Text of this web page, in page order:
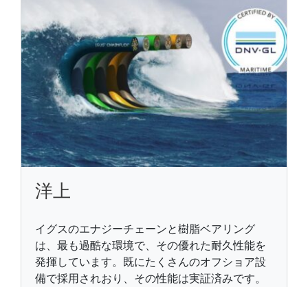
洋上
イグスのエナジーチェーンと樹脂ベアリング
は、最も過酷な環境で、その優れた耐久性能を
発揮しています。既にたくさんのオフショア設
備で採用されおり、その性能は実証済みです。